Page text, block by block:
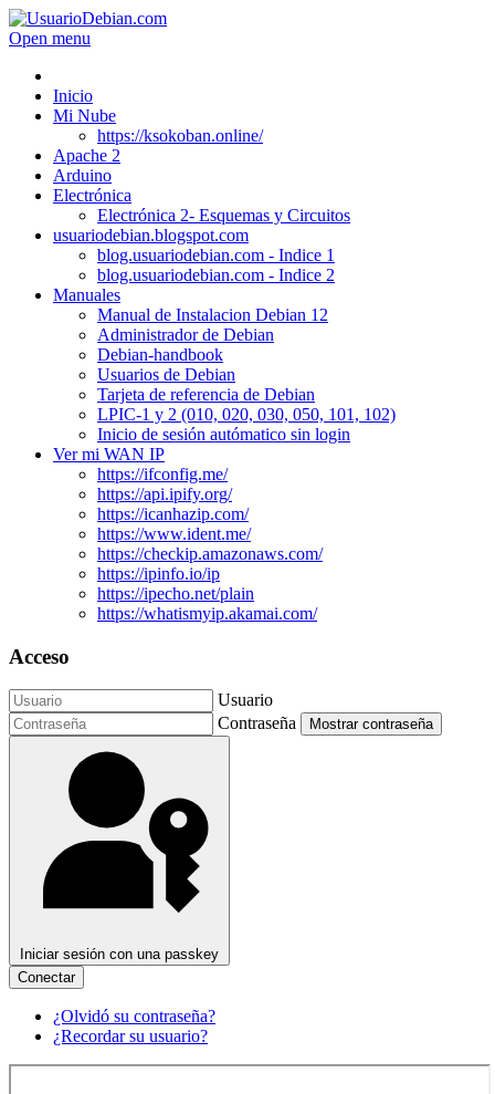
Open menu
Inicio
Mi Nube
https://ksokoban.online/
Apache 2
Arduino
Electrónica
Electrónica 2- Esquemas y Circuitos
usuariodebian.blogspot.com
blog.usuariodebian.com - Indice 1
blog.usuariodebian.com - Indice 2
Manuales
Manual de Instalacion Debian 12
Administrador de Debian
Debian-handbook
Usuarios de Debian
Tarjeta de referencia de Debian
LPIC-1 y 2 (010, 020, 030, 050, 101, 102)
Inicio de sesión autómatico sin login
Ver mi WAN IP
https://ifconfig.me/
https://api.ipify.org/
https://icanhazip.com/
https://www.ident.me/
https://checkip.amazonaws.com/
https://ipinfo.io/ip
https://ipecho.net/plain
https://whatismyip.akamai.com/
Acceso
Usuario
Contraseña
Mostrar contraseña
Iniciar sesión con una passkey
Conectar
¿Olvidó su contraseña?
¿Recordar su usuario?